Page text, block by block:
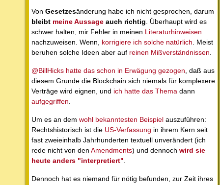
Von Gesetzesänderung habe ich nicht gesprochen, darum
bleibt meine Aussage auch richtig . Überhaupt wird es
schwer halten, mir Fehler in meinen Literaturhinweisen
nachzuweisen. Wenn, korrigiere ich solche natürlich . Meist
beruhen solche Ideen aber auf reinen Mißverständnissen
@BillHicks hatte das schon in Erwägung gezogen , daß aus
diesem Grunde die Blockchain sich niemals für komplexere
Verträge wird eignen, und ich hatte das Thema dann
aufgegriffen
Um es an dem wohl bekanntesten Beispiel auszuführen:
Rechtshistorisch ist die US-Verfassung in ihrem Kern seit
fast zweieinhalb Jahrhunderten textuell unverändert (ich
rede nicht von den Amendments) und dennoch wird sie
heute anders "interpretiert"
Dennoch hat es niemand für nötig befunden, zur Zeit ihres